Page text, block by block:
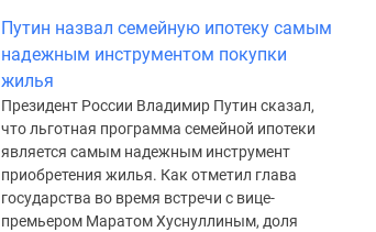
Путин назвал семейную ипотеку самым
надежным инструментом покупки
жилья
Президент России Владимир Путин сказал,
что льготная программа семейной ипотеки
является самым надежным инструмент
приобретения жилья. Как отметил глава
государства во время встречи с вице-
премьером Маратом Хуснуллиным, доля